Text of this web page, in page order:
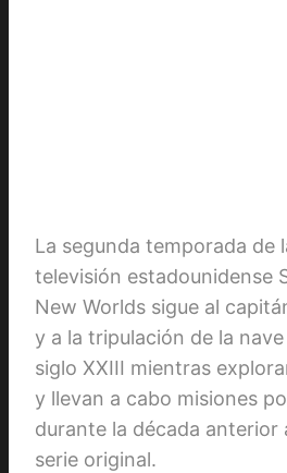
La segunda temporada de
televisión estadounidense
New Worlds sigue al
y a la tripulación de la
siglo XXIII mientras
y llevan a cabo misiones
durante la década anterior
serie original.